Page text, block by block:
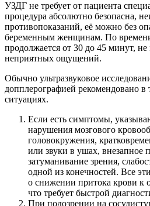
УЗДГ не требует от пациента
процедура абсолютно безопасна,
противопоказаний, её можно без
беременным женщинам. По
продолжается от 30 до 45 минут,
неприятных ощущений.
Обычно ультразвуковое
допплерографией рекомендовано
ситуациях.
Если есть симптомы,
нарушения мозгового
головокружения,
или звуки в ушах, внезапное
затуманивание зрения,
одной из конечностей. Все
о снижении притока крови к
что требует быстрой
При подозрении на